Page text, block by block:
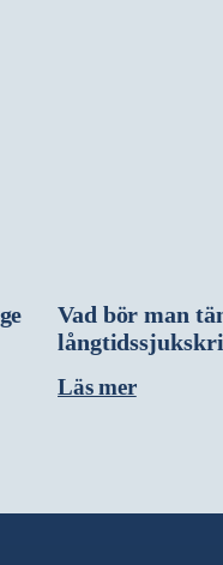
Vad bör man
Läs mer